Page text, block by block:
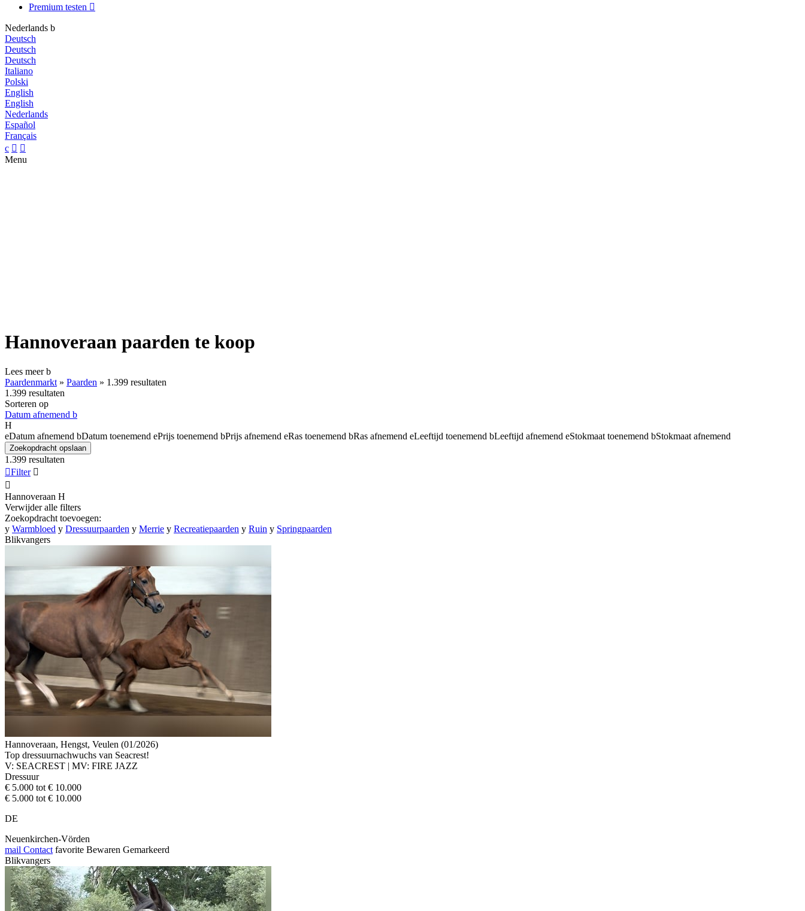
Premium testen 
Nederlands b
Deutsch
Deutsch
Deutsch
Italiano
Polski
English
English
Nederlands
Español
Français
c  
Menu
Hannoveraan paarden te koop
Lees meerb
Paardenmarkt » Paarden » 1.399 resultaten
1.399 resultaten
Sorteren op
Datum afnemend b
H
eDatum afnemend bDatum toenemend ePrijs toenemend bPrijs afnemend eRas toenemend bRas afnemend eLeeftijd toenemend bLeeftijd afnemend eStokmaat toenemend bStokmaat afnemend
Zoekopdracht opslaan
1.399 resultaten
Filter 

Hannoveraan H
Verwijder alle filters
Zoekopdracht toevoegen:
y Warmbloed y Dressuurpaarden y Merrie y Recreatiepaarden y Ruin y Springpaarden
Blikvangers
Hannoveraan, Hengst, Veulen (01/2026)
Top dressuurnachwuchs van Seacrest!
V: SEACREST | MV: FIRE JAZZ
Dressuur
€ 5.000 tot € 10.000
€ 5.000 tot € 10.000
DE
Neuenkirchen-Vörden
mail Contact favorite Bewaren Gemarkeerd
Blikvangers